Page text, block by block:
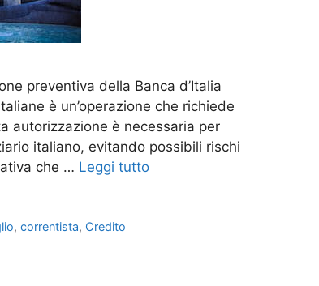
preventiva della Banca d’Italia
è un’operazione che richiede
autorizzazione è necessaria per
italiano, evitando possibili rischi
che … Leggi tutto
,correntista, Credito